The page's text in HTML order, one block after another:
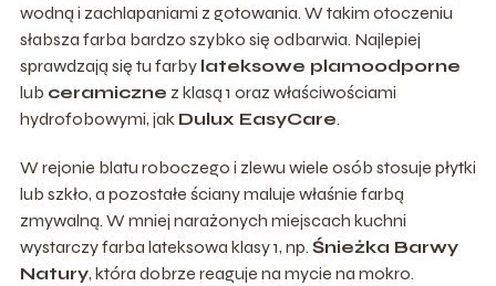
wodną i zachlapaniami z gotowania. W takim otoczeniu
słabsza farba bardzo szybko się odbarwia. Najlepiej
sprawdzają się tu farby lateksowe plamoodporne
lub ceramiczne z klasą 1 oraz właściwościami
hydrofobowymi, jak Dulux EasyCare.
W rejonie blatu roboczego i zlewu wiele osób stosuje płytki
lub szkło, a pozostałe ściany maluje właśnie farbą
zmywalną. W mniej narażonych miejscach kuchni
wystarczy farba lateksowa klasy 1, np. Śnieżka Barwy
Natury, która dobrze reaguje na mycie na mokro.